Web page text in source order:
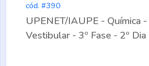
cód. #390
UPENET/IAUPE - Química
Vestibular - 3º Fase - 2º Dia